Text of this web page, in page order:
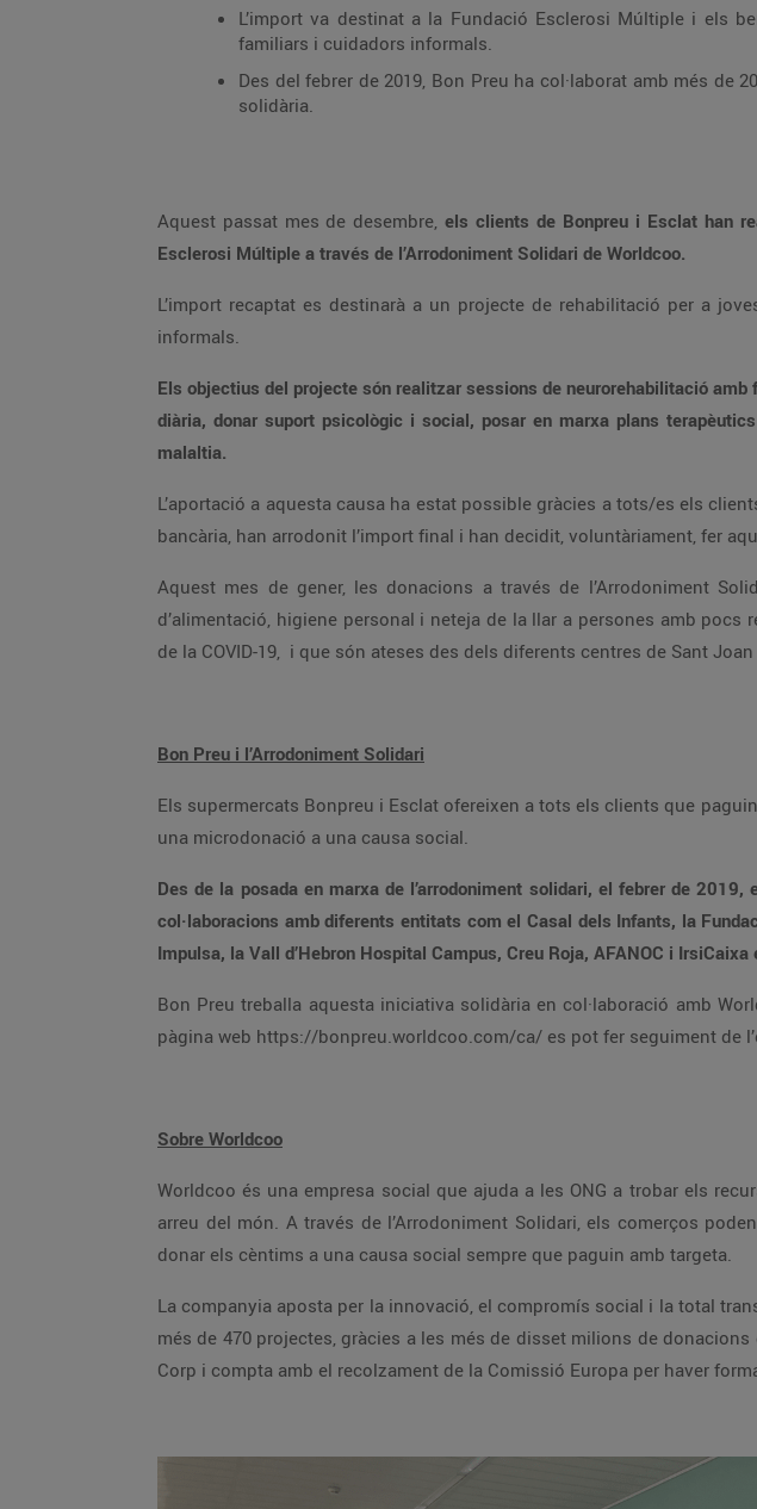
L’import va destinat a la Fundació Esclerosi Múltiple i els beneficiaris seran joves amb esclerosi múltiple de tot Catalunya, així com els seus
familiars i cuidadors informals.
Des del febrer de 2019, Bon Preu ha col·laborat amb més de 20 associacions i s’ha recaptat més d’1,4 milions d’euros a través d’aquesta iniciativa
solidària.
Aquest passat mes de desembre,
Esclerosi Múltiple a través de l’Arrodoniment Solidari de Worldcoo.
L’import recaptat es destinarà a un projecte de rehabilitació per a joves amb esclerosi múltiple de tot Catalunya, així com els seus familiars i cuidadors
informals.
Els objectius del projecte són realitzar sessions de neurorehabilitació amb fisioterapeutes, logopedes i terapeutes ocupacionals per millorar l’autonomia en la vida
diària, donar suport psicològic i social, posar en marxa plans terapèutics individualitzats i poder implicar les famílies en la cura terapèutica i la gestió de la
malaltia.
L’aportació a aquesta causa ha estat possible gràcies a tots/es els clients/es que en efectuar el pagament de la seva compra a Bonpreu i Esclat amb targeta
bancària, han arrodonit l’import final i han decidit, voluntàriament, fer
Aquest mes de gener, les donacions a través de l’Arrodoniment Solidari aniran destinades a Sant Joan de Déu amb l’objectiu de garantir productes
d’alimentació, higiene personal i neteja de la llar a persones amb pocs recursos que s’han vist afectades per l’impacte econòmic vinculat amb la pandèmia
de la COVID-19, i que són ateses des dels diferents centres de Sant
Bon Preu i l’Arrodoniment Solidari
Els supermercats Bonpreu i Esclat ofereixen a tots els clients que paguin amb targeta bancària la possibilitat d’arrodonir l’import final de la seva compra i fer
una microdonació a una causa social.
Des de la posada en marxa de l’arrodoniment solidari, el febrer de 2019, els clients de Bonpreu i Esclat ja han donat més d’1,4 milions d’euros a través de les
col·laboracions amb diferents entitats com el Casal dels Infants, la Fundació Oncolliga, Save the Children, la Fundació Catalana Síndrome de Down, la Fundació
Impulsa, la Vall d’Hebron Hospital
Bon Preu treballa aquesta iniciativa solidària en col·laboració amb Worldcoo, que desenvolupa i implementa canals de recaptació solidària. A través de la
pàgina web https://bonpreu.worldcoo.com/ca/ es pot fer seguiment
Sobre Worldcoo
Worldcoo és una empresa social que ajuda a les ONG a trobar els recursos econòmics necessaris per impulsar els seus projectes socials i de cooperació
arreu del món. A través de l’Arrodoniment Solidari, els comerços poden oferir als seus clients la possibilitat d’arrodonir l’import final de la seva compra i
donar els cèntims a una causa social sempre que paguin amb targeta.
La companyia aposta per la innovació, el compromís social i la total transparència dels projectes amb els que col·labora. Des de la seva creació, ha finançat
més de 470 projectes, gràcies a les més de disset milions de donacions que s’han realitzat des de 35 països diferents. Worldcoo forma part del moviment B